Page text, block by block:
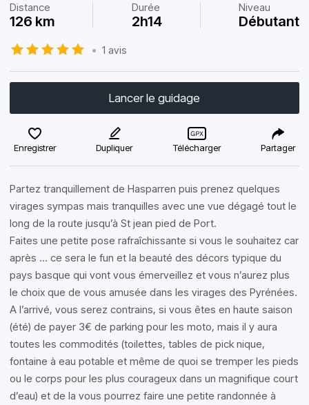
Distance
126 km
Durée
2h14
Niveau
Débutant
• 1 avis
Lancer le guidage
Enregistrer Dupliquer Télécharger Partager
Partez tranquillement de Hasparren puis prenez quelques
virages sympas mais tranquilles avec une vue dégagé tout le
long de la route jusqu’à St jean pied de Port.
Faites une petite pose rafraîchissante si vous le souhaitez car
après … ce sera le fun et la beauté des décors typique du
pays basque qui vont vous émerveillez et vous n’aurez plus
le choix que de vous amusée dans les virages des Pyrénées.
A l’arrivé, vous serez contrains, si vous êtes en haute saison
(été) de payer 3€ de parking pour les moto, mais il y aura
toutes les commodités (toilettes, tables de pick nique,
fontaine à eau potable et même de quoi se tremper les pieds
ou le corps pour les plus courageux dans un magnifique court
d’eau) et de la vous pourrez faire une petite randonnée à